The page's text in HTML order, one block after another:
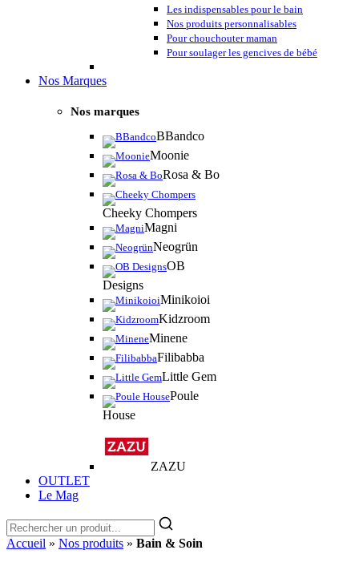
Les indispensables pour le bain
Nos produits personnalisables
Pour chouchouter maman
Pour soulager les gencives de bébé
Nos Marques
Nos marques
BBandco
Moonie
Rosa & Bo
Cheeky Chompers
Magni
Neogrün
OB
Designs
Minikoioi
Kidzroom
Minene
Filibabba
Little Gem
Poule
House
ZAZU
OUTLET
Le Mag
Accueil » Nos produits » Bain & Soin